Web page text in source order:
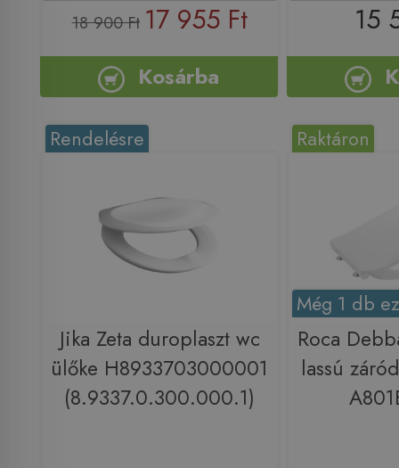
18 900 Ft 17 955 Ft
Kosárba
15
Rendelésre
Jika Zeta duroplaszt wc
ülőke H8933703000001
(8.9337.0.300.000.1)
Raktáron
Még 1 db
Roca
lassú